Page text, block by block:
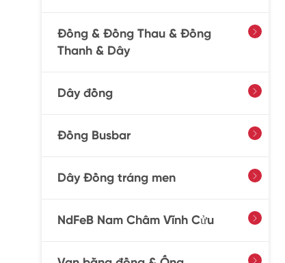
Đồng & Đồng Thau & Đồng
Thanh & Dây

Dây đồng 
Đồng Busbar 
Dây Đồng tráng men 
NdFeB Nam Châm Vĩnh Cửu 
